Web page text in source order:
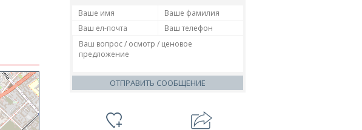
ОТПРАВИТЬ СООБЩЕНИЕ